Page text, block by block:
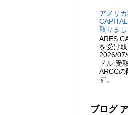
アメリ
取りま
ARES
を受け
2026/
ドル 受
ARCCの
す。
ブログ